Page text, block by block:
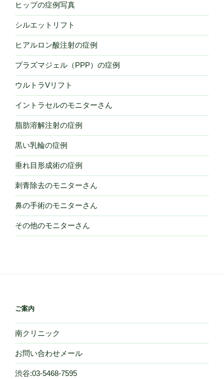
ヒップの症例写真
シルエットリフト
ヒアルロン酸注射の症例
プラズマジェル（PPP）の症例
ウルトラVリフト
イントラセルのモニターさん
脂肪溶解注射の症例
黒い乳輪の症例
垂れ目形成術の症例
刺青除去のモニターさん
鼻の手術のモニターさん
その他のモニターさん
ご案内
南クリニック
お問い合わせメール
渋谷:03-5468-7595